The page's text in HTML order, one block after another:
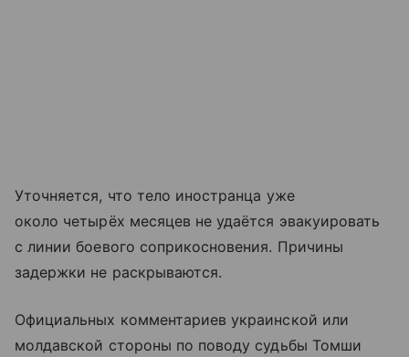
Уточняется, что тело иностранца уже
около четырёх месяцев не удаётся эвакуировать
с линии боевого соприкосновения. Причины
задержки не раскрываются.
Официальных комментариев украинской или
молдавской стороны по поводу судьбы Томши